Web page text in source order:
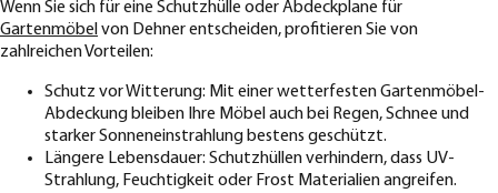
Wenn Sie sich für eine Schutzhülle oder Abdeckplane für
Gartenmöbel von Dehner entscheiden, profitieren Sie von
zahlreichen Vorteilen:
Schutz vor Witterung: Mit einer wetterfesten Gartenmöbel-
Abdeckung bleiben Ihre Möbel auch bei Regen, Schnee und
starker Sonneneinstrahlung bestens geschützt.
Längere Lebensdauer: Schutzhüllen verhindern, dass UV-
Strahlung, Feuchtigkeit oder Frost Materialien angreifen.